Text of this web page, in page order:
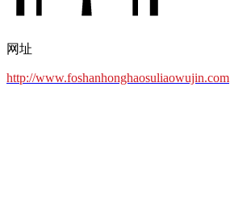
网址
http://www.foshanhonghaosuliaowujin.com